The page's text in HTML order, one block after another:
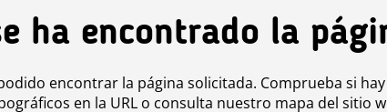
ha encontrado la
encontrar la página solicitada. Comprueba si hay
en la URL o consulta nuestro mapa del sitio